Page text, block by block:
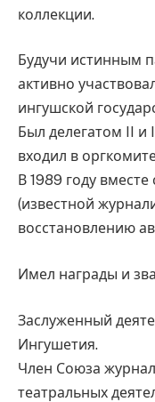
коллекции.
Будучи истинным
активно
ингушской
Был делегатом II и
входил в
В 1989 году
(известной
восстановлению
Имел награды и
Заслуженный
Ингушетия.
Член Союза
театральных